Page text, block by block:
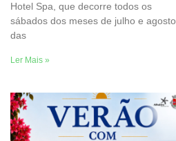
Hotel Spa, que decorre todos os
sábados dos meses de julho e agosto,
das
Ler Mais »